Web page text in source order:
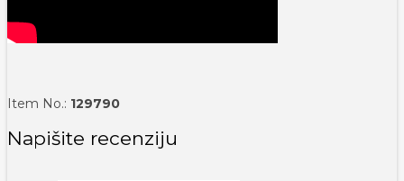
Item No.: 129790
Napišite recenziju